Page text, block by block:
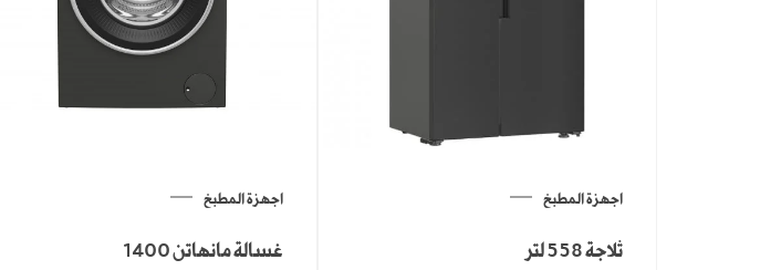
اجهزة المطبخ
ثلاجة 558 لتر
اجهزة المطبخ
غسالة مانهاتن 1400